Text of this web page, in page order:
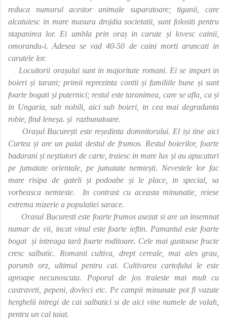
reduca numarul acestor animale suparatoare; tiganii, care
alcatuiesc in mare masura drojdia societatii, sunt folositi pentru
stapanirea lor. Ei umbla prin oraș in carute și lovesc cainii,
omorandu-i. Adesea se vad 40-50 de caini morti aruncati in
carutele lor.
Locuitorii orașului sunt in majoritate romani. Ei se impart in
boieri și tarani; primii reprezinta contii și familiile bune și sunt
foarte bogati și puternici; restul este taranimea, care se afla, ca și
in Ungaria, sub nobili, aici sub boieri, in cea mai degradanta
robie, find leneșa. și razbunatoare.
Orașul București este reședinta domnitorului. El iși tine aici
Curtea și are un palat destul de frumos. Restul boierilor, foarte
badarani și neștiutori de carte, traiesc in mare lux și au apucaturi
pe jumatate orientale, pe jumatate nemtești. Nevestele lor fac
mare risipa de gateli și podoabe și le place, in special, sa
vorbeasca nemteste.
In contrast cu aceasta minunatie, reiese
extrema mizerie a populatiei sarace.
Orasul Bucuresti este foarte frumos asezat si are un insemnat
numar de vii, incat vinul este foarte ieftin. Pamantul este foarte
bogat și intreaga tară foarte roditoare. Cele mai gustoase fructe
cresc salbatic. Romanii cultiva, drept cereale, mai ales grau,
porumb orz, ultimul pentru cai. Cultivarea cartofului le este
aproape necunoscuta. Poporul de jos traieste mai mult cu
castraveti, pepeni, dovleci etc. Pe campii minunate pot fi vazute
herghelii intregi de cai salbatici si de aici vine numele de valah,
pentru un cal taiat.